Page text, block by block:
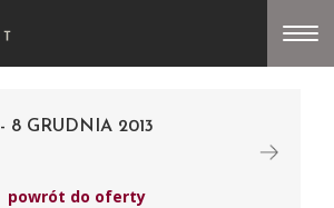
- 8 GRUDNIA 2013
powrót do oferty